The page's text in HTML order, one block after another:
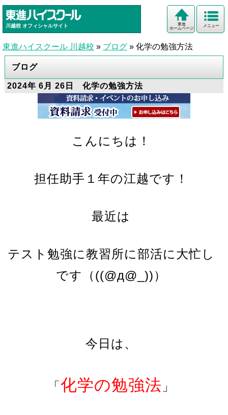
川越校 オフィシャルサイト メニュー
東進
ホームページ
東進ハイスクール 川越校 » ブログ » 化学の勉強方法
ブログ
2024年 6月 26日 化学の勉強方法
こんにちは！
担任助手１年の江越です！
最近は
テスト勉強に教習所に部活に大忙し
です（((@д@_))）
今日は、
「 化学の勉強法 」